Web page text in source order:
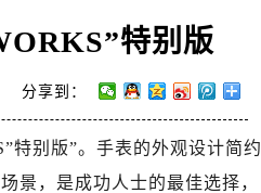
层1706室（需提前预约）
约）
需提前预约）
约）
特别版
分享到：
特别版”。手表的外观设计简约
景，是成功人士的最佳选择，